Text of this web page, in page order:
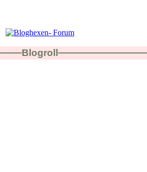
Blogroll